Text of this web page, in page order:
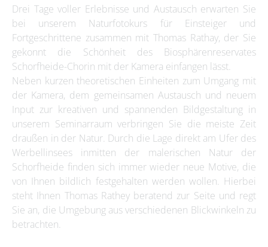
Drei Tage voller Erlebnisse und Austausch erwarten Sie
bei unserem Naturfotokurs für Einsteiger und
Fortgeschrittene zusammen mit Thomas Rathay, der Sie
gekonnt die Schönheit des Biosphärenreservates
Schorfheide-Chorin mit der Kamera einfangen lässt.
Neben kurzen theoretischen Einheiten zum Umgang mit
der Kamera, dem gemeinsamen Austausch und neuem
Input zur kreativen und spannenden Bildgestaltung in
unserem Seminarraum verbringen Sie die meiste Zeit
draußen in der Natur. Durch die Lage direkt am Ufer des
Werbellinsees inmitten der malerischen Natur der
Schorfheide finden sich immer wieder neue Motive, die
von Ihnen bildlich festgehalten werden wollen. Hierbei
steht Ihnen Thomas Rathey beratend zur Seite und regt
Sie an, die Umgebung aus verschiedenen Blickwinkeln zu
betrachten.